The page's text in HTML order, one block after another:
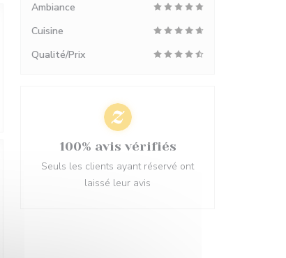
Ambiance
Cuisine
Qualité/Prix
100% avis vérifiés
Seuls les clients ayant réservé ont
laissé leur avis